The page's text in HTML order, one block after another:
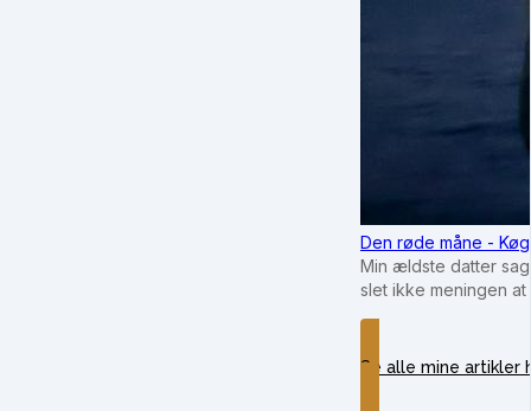
Den røde måne -
Min ældste datter
slet ikke meningen
Se alle mine artikler